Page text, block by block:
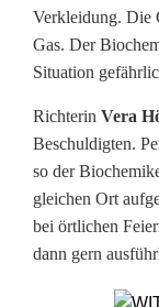
h
r
g
e
r
w
Verkleidung. Die
Gas. Der
Situation
Richterin Vera
Beschuldigten.
so der
gleichen Ort
bei örtlichen
dann gern